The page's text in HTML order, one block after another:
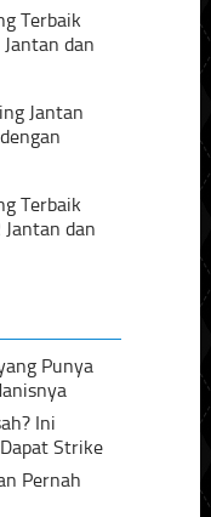
Terbaik
dan
Jantan
Terbaik
dan
Punya
Ini
Strike
Pernah